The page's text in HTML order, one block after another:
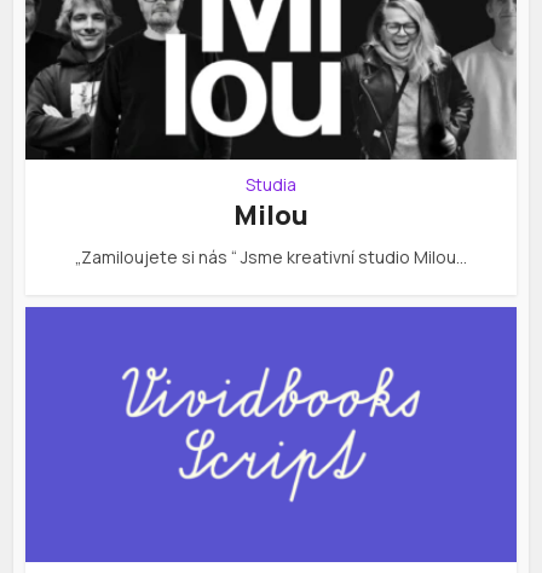
Studia
Milou
„Zamiloujete si nás “ Jsme kreativní studio Milou…